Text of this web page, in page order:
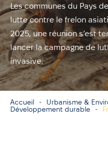
Les communes du Pays
lutte contre le frelon
2025, une réunion s’est
lancer la campagne de
invasive.
Accueil
Urbanisme &
Développement durable
Urbanisme
Social
Loisirs,